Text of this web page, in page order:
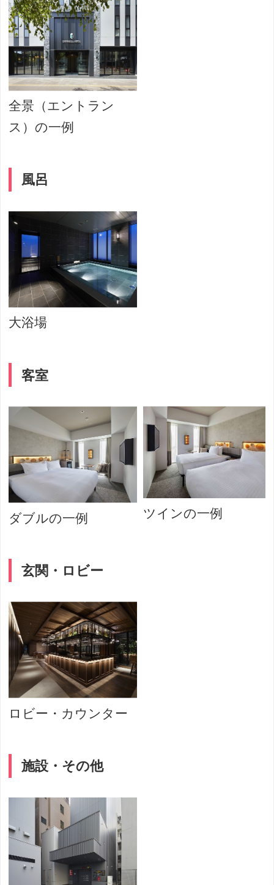
全景（エントラン
ス）の一例
風呂
大浴場
客室
ダブルの一例 ツインの一例
玄関・ロビー
ロビー・カウンター
施設・その他